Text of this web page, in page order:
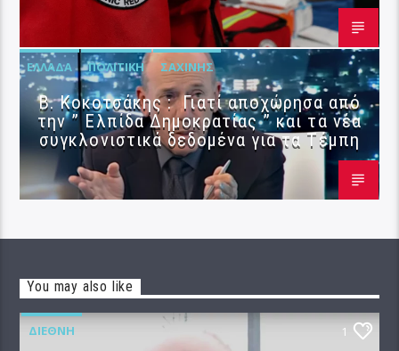
ΕΛΛΆΔΑ ΠΟΛΙΤΙΚΉ ΣΑΧΊΝΗΣ
Β. Κοκοτσάκης : Γιατί αποχώρησα από
την ” Ελπίδα Δημοκρατίας ” και τα νέα
συγκλονιστικά δεδομένα για τα Τέμπη
You may also like
ΔΙΕΘΝΉ 1